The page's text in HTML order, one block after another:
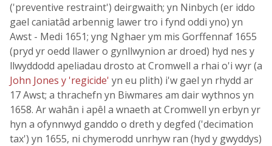
('preventive restraint') deirgwaith; yn Ninbych (er iddo
gael caniatâd arbennig lawer tro i fynd oddi yno) yn
Awst - Medi 1651; yng Nghaer ym mis Gorffennaf 1655
(pryd yr oedd llawer o gynllwynion ar droed) hyd nes y
llwyddodd apeliadau drosto at Cromwell a rhai o'i wyr (a
John Jones y 'regicide' yn eu plith) i'w gael yn rhydd ar
17 Awst; a thrachefn yn Biwmares am dair wythnos yn
1658. Ar wahân i apêl a wnaeth at Cromwell yn erbyn yr
hyn a ofynnwyd ganddo o dreth y degfed ('decimation
tax') yn 1655, ni chymerodd unrhyw ran (hyd y gwyddys)